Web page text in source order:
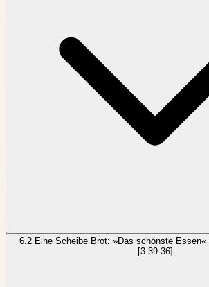
6.2 Eine Scheibe Brot: »Das schönste
[3:39:36]